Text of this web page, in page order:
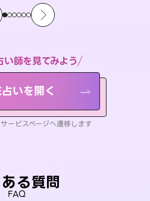
師を見てみよう
いを開く
ービスページへ遷移します
る質問
FAQ